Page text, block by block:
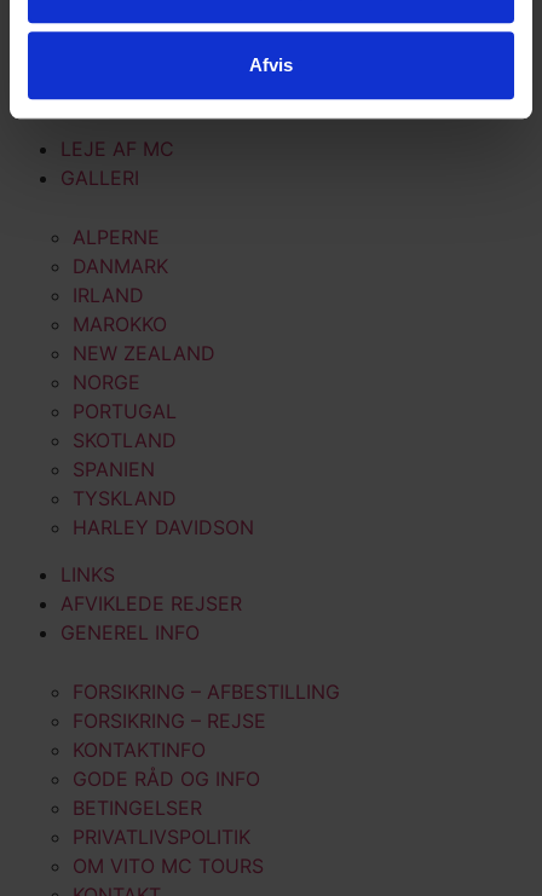
Afvis
HARLEY DAVIDSON
BESTIL EGEN TUR
LEJE AF MC
GALLERI
ALPERNE
DANMARK
IRLAND
MAROKKO
NEW ZEALAND
NORGE
PORTUGAL
SKOTLAND
SPANIEN
TYSKLAND
HARLEY DAVIDSON
LINKS
AFVIKLEDE REJSER
GENEREL INFO
FORSIKRING – AFBESTILLING
FORSIKRING – REJSE
KONTAKTINFO
GODE RÅD OG INFO
BETINGELSER
PRIVATLIVSPOLITIK
OM VITO MC TOURS